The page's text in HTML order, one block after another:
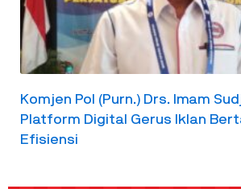
Komjen Pol (Purn.) Drs. Imam
Platform Digital Gerus Iklan
Efisiensi